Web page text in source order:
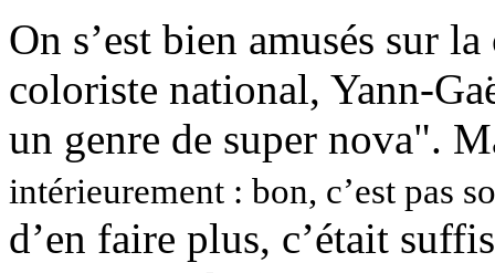
On s’est bien amusés sur
coloriste national, Yann-
un genre de super nova".
intérieurement : bon, c’est pas
d’en faire plus, c’était